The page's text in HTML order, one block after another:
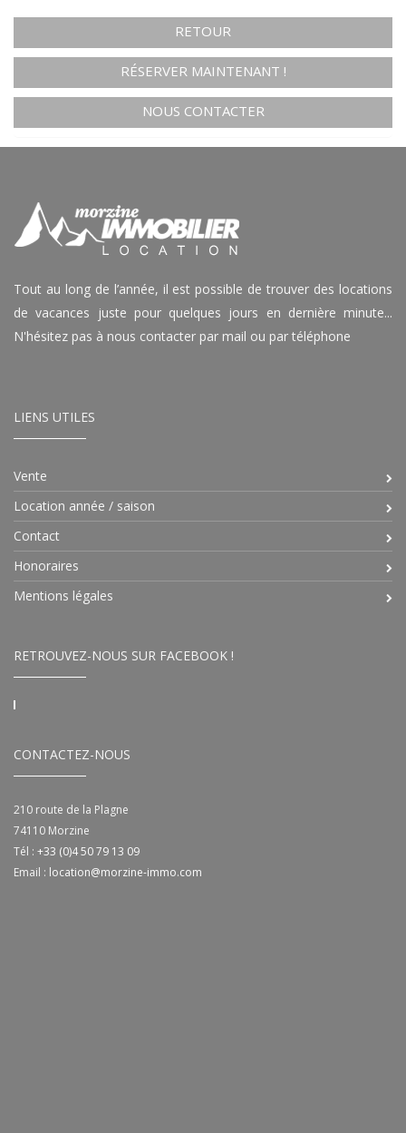
RETOUR
RÉSERVER MAINTENANT !
NOUS CONTACTER
Tout au long de l’année, il est possible de trouver des locations
de vacances juste pour quelques jours en dernière minute...
N'hésitez pas à nous contacter par mail ou par téléphone
LIENS UTILES
Vente
Location année / saison
Contact
Honoraires
Mentions légales
RETROUVEZ-NOUS SUR FACEBOOK !
CONTACTEZ-NOUS
210 route de la Plagne
74110 Morzine
Tél : +33 (0)4 50 79 13 09
Email : location@morzine-immo.com